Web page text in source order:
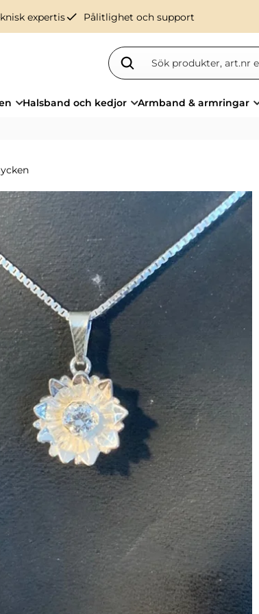
expertischeck Pålitlighet och support
Halsband och kedjor Armband & armringar